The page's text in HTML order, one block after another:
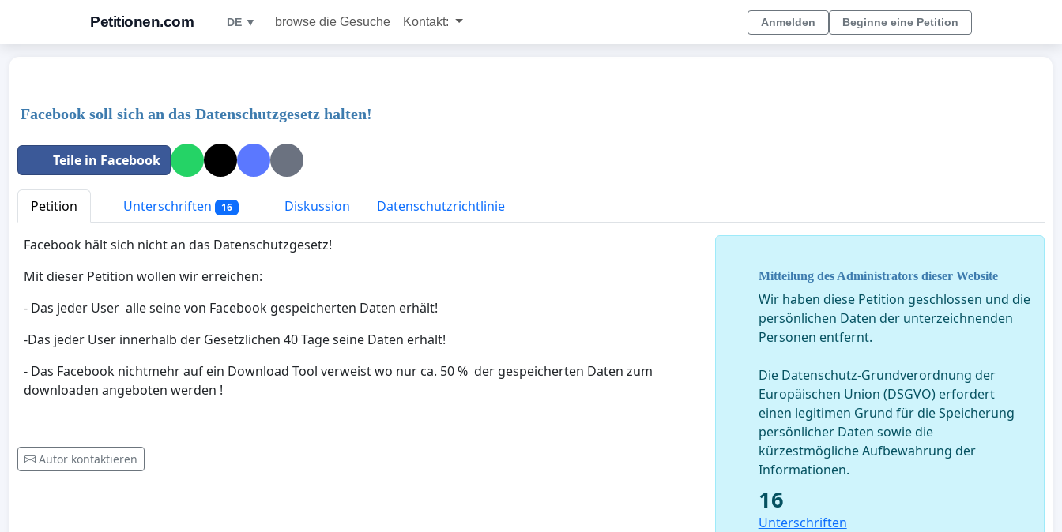
Petitionen.com DE ▼ browse die Gesuche Kontakt: Anmelden Beginne eine Petition
Facebook soll sich an das Datenschutzgesetz halten!
Teile in Facebook
Petition Unterschriften 16 Diskussion Datenschutzrichtlinie
Facebook hält sich nicht an das Datenschutzgesetz!
Mit dieser Petition wollen wir erreichen:
- Das jeder User alle seine von Facebook gespeicherten Daten erhält!
-Das jeder User innerhalb der Gesetzlichen 40 Tage seine Daten erhält!
- Das Facebook nichtmehr auf ein Download Tool verweist wo nur ca. 50 % der gespeicherten Daten zum
downloaden angeboten werden !
Autor kontaktieren
Mitteilung des Administrators dieser Website
Wir haben diese Petition geschlossen und die
persönlichen Daten der unterzeichnenden
Personen entfernt.
Die Datenschutz-Grundverordnung der
Europäischen Union (DSGVO) erfordert
einen legitimen Grund für die Speicherung
persönlicher Daten sowie die
kürzestmögliche Aufbewahrung der
Informationen.
16
Unterschriften